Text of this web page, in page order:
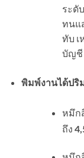
ระดั
ทนแ
ทับ
บัญชี
พิมพ์งานได้ปริ
หมึก
ถึง